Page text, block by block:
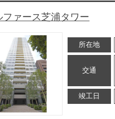
ファース芝浦タワー
所在地
交通
竣工日